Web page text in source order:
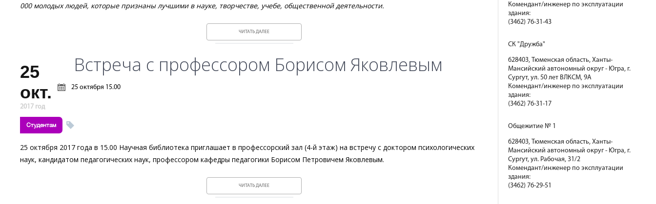
000 молодых людей, которые признаны лучшими в науке, творчестве, учебе, общественной деятельности.
ЧИТАТЬ ДАЛЕЕ
25
окт.
2017 год
Встреча с профессором Борисом Яковлевым
25 октября 15.00
Студентам
25 октября 2017 года в 15.00 Научная библиотека приглашает в профессорский зал (4-й этаж) на встречу с доктором психологических
наук, кандидатом педагогических наук, профессором кафедры педагогики Борисом Петровичем Яковлевым.
ЧИТАТЬ ДАЛЕЕ
Комендант/инженер по эксплуатации
здания:
(3462) 76-31-43
СК "Дружба"
628403, Тюменская область, Ханты-
Мансийский автономный округ - Югра, г.
Сургут, ул. 50 лет ВЛКСМ, 9А
Комендант/инженер по эксплуатации
здания:
(3462) 76-31-17
Общежитие № 1
628403, Тюменская область, Ханты-
Мансийский автономный округ - Югра, г.
Сургут, ул. Рабочая, 31/2
Комендант/инженер по эксплуатации
здания:
(3462) 76-29-51